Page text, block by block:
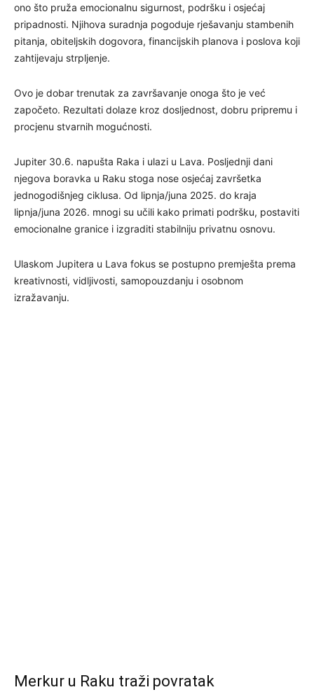
ono što pruža emocionalnu sigurnost, podršku i osjećaj
pripadnosti. Njihova suradnja pogoduje rješavanju stambenih
pitanja, obiteljskih dogovora, financijskih planova i poslova koji
zahtijevaju strpljenje.
Ovo je dobar trenutak za završavanje onoga što je već
započeto. Rezultati dolaze kroz dosljednost, dobru pripremu i
procjenu stvarnih mogućnosti.
Jupiter 30.6. napušta Raka i ulazi u Lava. Posljednji dani
njegova boravka u Raku stoga nose osjećaj završetka
jednogodišnjeg ciklusa. Od lipnja/juna 2025. do kraja
lipnja/juna 2026. mnogi su učili kako primati podršku, postaviti
emocionalne granice i izgraditi stabilniju privatnu osnovu.
Ulaskom Jupitera u Lava fokus se postupno premješta prema
kreativnosti, vidljivosti, samopouzdanju i osobnom
izražavanju.
Merkur u Raku traži povratak